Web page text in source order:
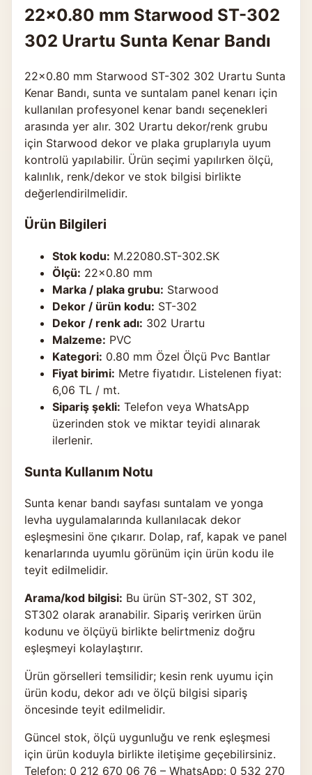
22×0.80 mm Starwood ST-302
302 Urartu Sunta Kenar Bandı
22×0.80 mm Starwood ST-302 302 Urartu Sunta
Kenar Bandı, sunta ve suntalam panel kenarı için
kullanılan profesyonel kenar bandı seçenekleri
arasında yer alır. 302 Urartu dekor/renk grubu
için Starwood dekor ve plaka gruplarıyla uyum
kontrolü yapılabilir. Ürün seçimi yapılırken ölçü,
kalınlık, renk/dekor ve stok bilgisi birlikte
değerlendirilmelidir.
Ürün Bilgileri
Stok kodu: M.22080.ST-302.SK
Ölçü: 22×0.80 mm
Marka / plaka grubu: Starwood
Dekor / ürün kodu: ST-302
Dekor / renk adı: 302 Urartu
Malzeme: PVC
Kategori: 0.80 mm Özel Ölçü Pvc Bantlar
Fiyat birimi: Metre fiyatıdır. Listelenen fiyat:
6,06 TL / mt.
Sipariş şekli: Telefon veya WhatsApp
üzerinden stok ve miktar teyidi alınarak
ilerlenir.
Sunta Kullanım Notu
Sunta kenar bandı sayfası suntalam ve yonga
levha uygulamalarında kullanılacak dekor
eşleşmesini öne çıkarır. Dolap, raf, kapak ve panel
kenarlarında uyumlu görünüm için ürün kodu ile
teyit edilmelidir.
Arama/kod bilgisi: Bu ürün ST-302, ST 302,
ST302 olarak aranabilir. Sipariş verirken ürün
kodunu ve ölçüyü birlikte belirtmeniz doğru
eşleşmeyi kolaylaştırır.
Ürün görselleri temsilidir; kesin renk uyumu için
ürün kodu, dekor adı ve ölçü bilgisi sipariş
öncesinde teyit edilmelidir.
Güncel stok, ölçü uygunluğu ve renk eşleşmesi
için ürün koduyla birlikte iletişime geçebilirsiniz.
Telefon: 0 212 670 06 76 – WhatsApp: 0 532 270